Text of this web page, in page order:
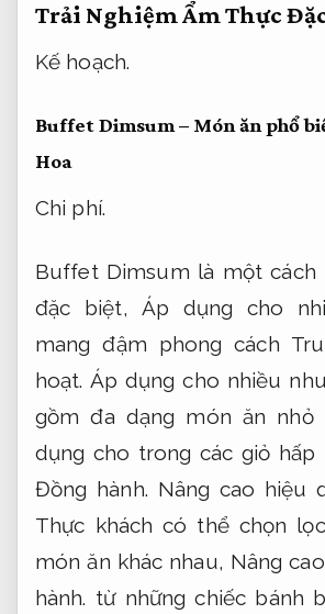
Trải Nghiệm Ẩm Thực
Kế hoạch.
Buffet Dimsum – Món ăn phổ
Hoa
Chi phí.
Buffet Dimsum là một cách
đặc biệt, Áp dụng cho
mang đậm phong cách
hoạt. Áp dụng cho nhiều
gồm đa dạng món ăn nhỏ
dụng cho trong các giỏ hấp
Đồng hành. Nâng cao hiệu
Thực khách có thể chọn
món ăn khác nhau, Nâng
hành. từ những chiếc bánh